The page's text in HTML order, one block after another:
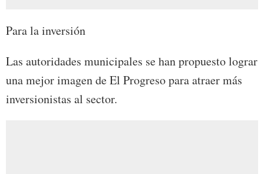
Para la inversión
Las autoridades municipales se han propuesto lograr
una mejor imagen de El Progreso para atraer más
inversionistas al sector.